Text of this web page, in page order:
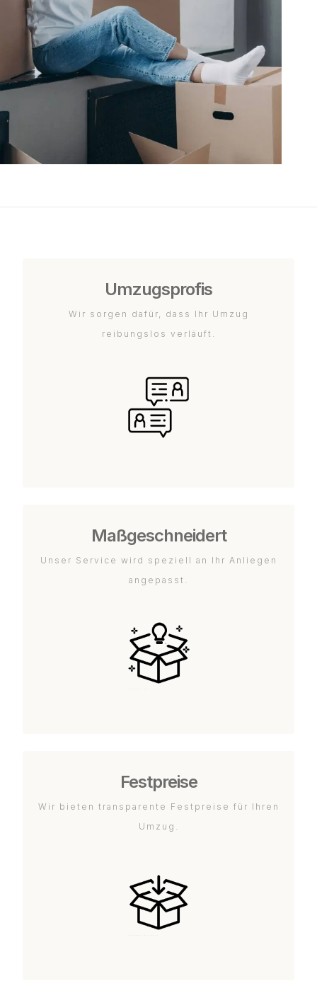
Umzugsprofis
Wir sorgen dafür, dass Ihr Umzug
reibungslos verläuft.
Maßgeschneidert
Unser Service wird speziell an Ihr Anliegen
angepasst.
Festpreise
Wir bieten transparente Festpreise für Ihren
Umzug.